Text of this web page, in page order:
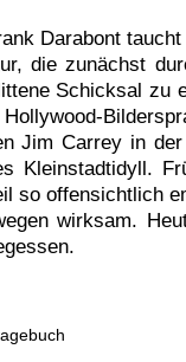
Darabont
die zunächst
Schicksal zu
Jim Carrey in
Kleinstadtidyll.
so offensichtlich
wirksam.